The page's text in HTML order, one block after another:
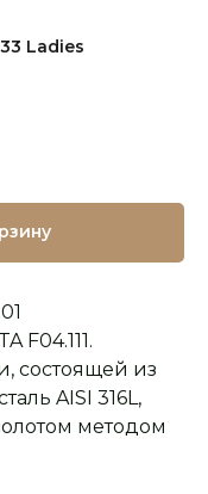
Ladies
F04.111.
состоящей из
AISI 316L,
методом